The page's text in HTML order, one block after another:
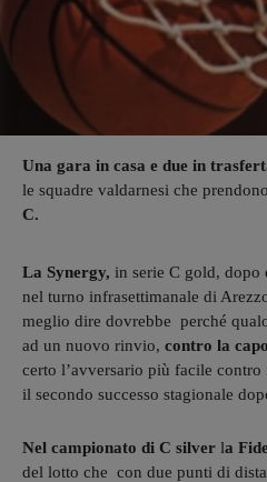
Una gara in casa e due in
le squadre valdarnesi che
C.
La Synergy, in serie C gold, dopo
nel turno infrasettimanale di
meglio dire dovrebbe perché
ad un nuovo rinvio, contro la
certo l’avversario più facile
il secondo successo stagionale
Nel campionato di C silver la
del lotto che con due punti di